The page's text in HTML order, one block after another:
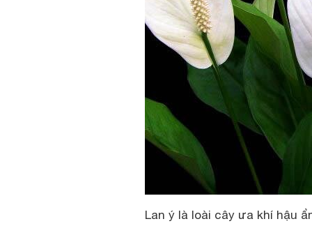
Lan ý là loài cây ưa khí hậu